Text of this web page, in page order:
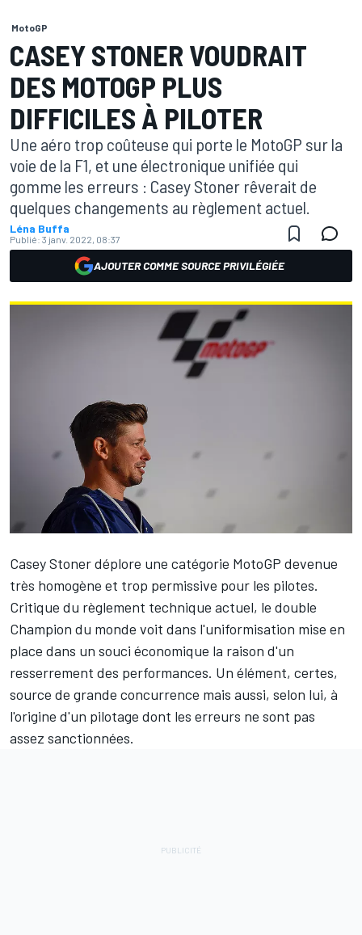
MotoGP
CASEY STONER VOUDRAIT
DES MOTOGP PLUS
DIFFICILES À PILOTER
Une aéro trop coûteuse qui porte le MotoGP sur la
voie de la F1, et une électronique unifiée qui
gomme les erreurs : Casey Stoner rêverait de
quelques changements au règlement actuel.
Léna Buffa
Publié: 3 janv. 2022, 08:37
AJOUTER COMME SOURCE PRIVILÉGIÉE
Casey Stonerdéplore une catégorie MotoGP devenue
très homogène et trop permissive pour les pilotes.
Critique du règlement technique actuel, le double
Champion du monde voit dans l'uniformisation mise en
place dans un souci économique la raison d'un
resserrement des performances. Un élément, certes,
source de grande concurrence mais aussi, selon lui, à
l'origine d'un pilotage dont les erreurs ne sont pas
assez sanctionnées.